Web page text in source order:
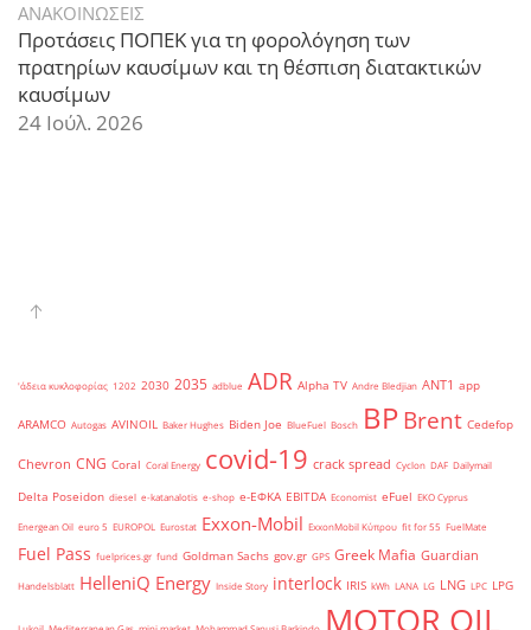
ΑΝΑΚΟΙΝΩΣΕΙΣ
Προτάσεις ΠΟΠΕΚ για τη φορολόγηση των
πρατηρίων καυσίμων και τη θέσπιση διατακτικών
καυσίμων
24 Ιούλ. 2026
'άδεια κυκλοφορίας 1202 2030 2035 adblue ADR Alpha TV Andre Bledjian ANT1 app
ARAMCO Autogas AVINOIL Baker Hughes Biden Joe BlueFuel Bosch BPBrent Cedefop
Chevron CNG Coral Coral Energy covid-19 crack spread Cyclon DAF Dailymail
Delta Poseidon diesel e-katanalotis e-shop e-ΕΦΚΑ EBITDA Economist eFuel EKO Cyprus
Energean Oil euro 5 EUROPOL Eurostat Exxon-Mobil ExxonMobil Κύπρου fit for 55 FuelMate
Fuel Pass fuelprices.gr fund Goldman Sachs gov.gr GPS Greek Mafia Guardian
Handelsblatt HelleniQ Energy Inside Story interlock IRIS kWh LANA LG LNG LPC LPG
MOTOR OIL